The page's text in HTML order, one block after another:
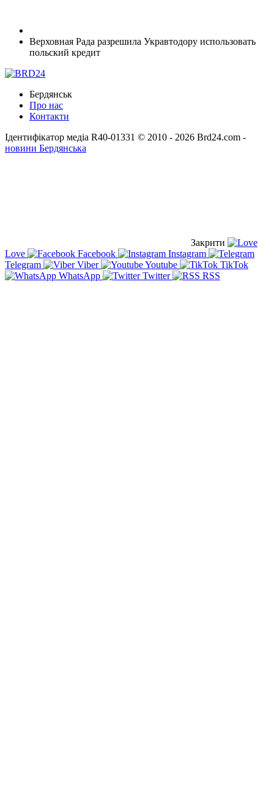
Верховная Рада разрешила Укравтодору использовать
польский кредит
Бердянськ
Про нас
Контакти
Ідентифікатор медіа R40-01331 © 2010 - 2026 Brd24.com -
новини Бердянська
Закрити
Love
Facebook
Instagram
Telegram
Viber Youtube
TikTok
WhatsApp
Twitter RSS